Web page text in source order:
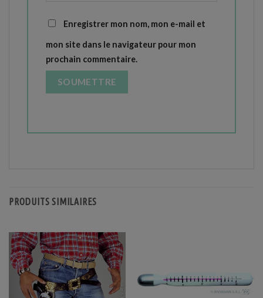
Enregistrer mon nom, mon e-mail et
mon site dans le navigateur pour mon
prochain commentaire.
PRODUITS SIMILAIRES